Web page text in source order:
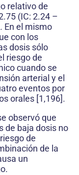
relativo de
(IC: 2.24 –
En el mismo
con los
dosis sólo
riesgo de
cuando se
arterial y el
eventos por
orales [1,196].
observó que
de baja dosis no
de
de la
un